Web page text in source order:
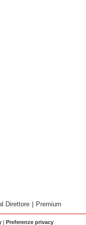
Direttore | Premium
| Preferenze privacy